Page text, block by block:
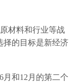
材料和行业等战
择的目标是新经济
和12月的第二个